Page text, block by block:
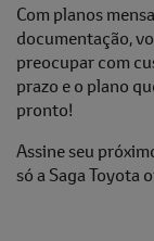
Com planos
documentação,
preocupar com
prazo e o plano
pronto!
Assine seu
só a Saga Toyota